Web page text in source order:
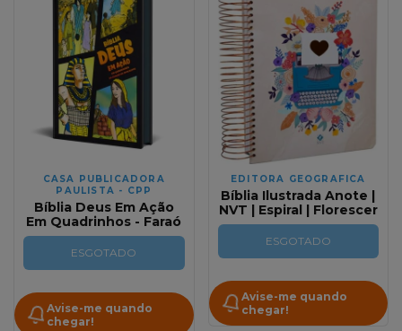
CASA PUBLICADORA
PAULISTA - CPP
Bíblia Deus Em Ação
Em Quadrinhos - Faraó
ESGOTADO
Avise-me quando
chegar!
EDITORA GEOGRAFICA
Bíblia Ilustrada Anote |
NVT | Espiral | Florescer
ESGOTADO
Avise-me quando
chegar!